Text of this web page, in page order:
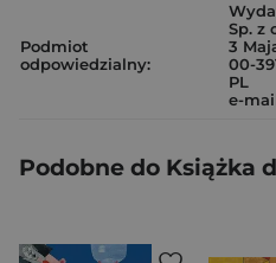
Podmiot
odpowiedzialny:
Sp. z
3
00-
PL
e-
Podobne do Książka